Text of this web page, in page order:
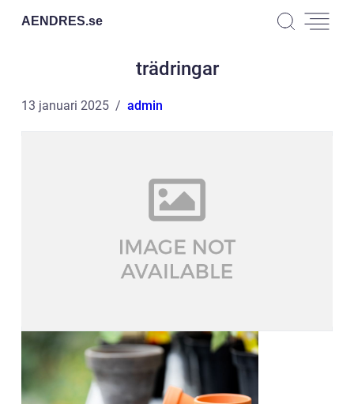
AENDRES.se
trädringar
13 januari 2025 admin